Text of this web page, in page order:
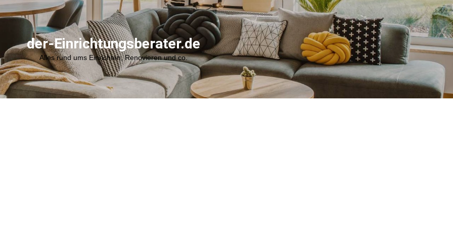
der-Einrichtungsberater.de
Alles rund ums Einrichten, Renovieren und co.